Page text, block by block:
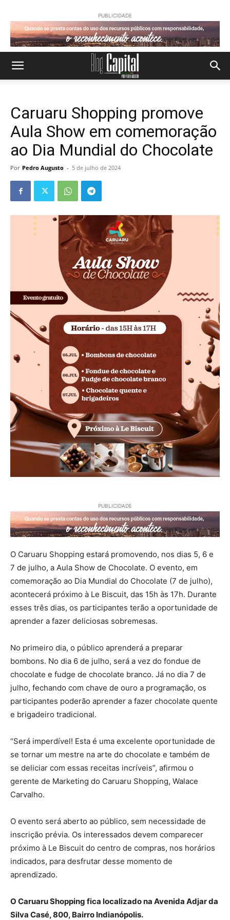
PUBLICIDADE
Caruaru Shopping promove
Aula Show em comemoração
ao Dia Mundial do Chocolate
Por Pedro Augusto - 5 de julho de 2024
PUBLICIDADE
O Caruaru Shopping estará promovendo, nos dias 5, 6 e
7 de julho, a Aula Show de Chocolate. O evento, em
comemoração ao Dia Mundial do Chocolate (7 de julho),
acontecerá próximo à Le Biscuit, das 15h às 17h. Durante
esses três dias, os participantes terão a oportunidade de
aprender a fazer deliciosas sobremesas.
No primeiro dia, o público aprenderá a preparar
bombons. No dia 6 de julho, será a vez do fondue de
chocolate e fudge de chocolate branco. Já no dia 7 de
julho, fechando com chave de ouro a programação, os
participantes poderão aprender a fazer chocolate quente
e brigadeiro tradicional.
“Será imperdível! Esta é uma excelente oportunidade de
se tornar um mestre na arte do chocolate e também de
se deliciar com essas receitas incríveis”, afirmou o
gerente de Marketing do Caruaru Shopping, Walace
Carvalho.
O evento será aberto ao público, sem necessidade de
inscrição prévia. Os interessados devem comparecer
próximo à Le Biscuit do centro de compras, nos horários
indicados, para desfrutar desse momento de
aprendizado.
O Caruaru Shopping fica localizado na Avenida Adjar da
Silva Casé, 800, Bairro Indianópolis.